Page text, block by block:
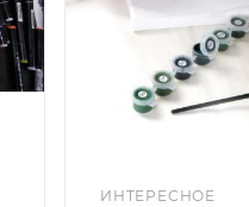
ИНТЕРЕСНОЕ